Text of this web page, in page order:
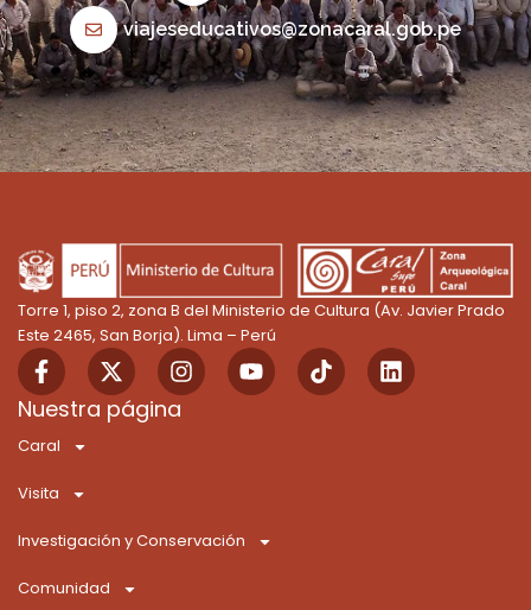
viajeseducativos@zonacaral.gob.pe
Torre 1, piso 2, zona B del Ministerio de Cultura (Av. Javier Prado
Este 2465, San Borja). Lima – Perú
F
a
c
b
o
-
X
-
t
w
r
I
n
s
m
Y
o
T
i
L
i
Nuestra página
Caral
Visita
Investigación y Conservación
Comunidad